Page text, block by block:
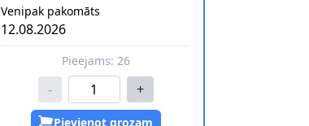
Venipak pakomāts
12.08.2026
Pieejams: 26
- +
Pievienot grozam